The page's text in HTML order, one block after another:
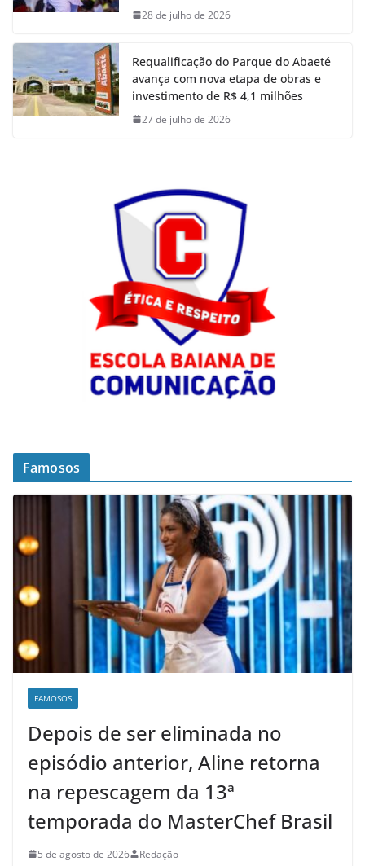
28 de julho de 2026
Requalificação do Parque do Abaeté
avança com nova etapa de obras e
investimento de R$ 4,1 milhões
27 de julho de 2026
Famosos
FAMOSOS
Depois de ser eliminada no
episódio anterior, Aline retorna
na repescagem da 13ª
temporada do MasterChef Brasil
5 de agosto de 2026 Redação